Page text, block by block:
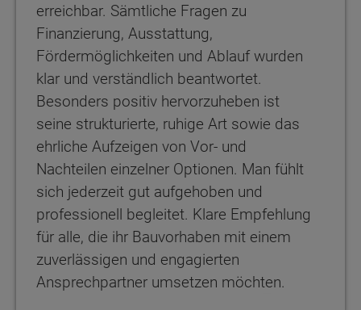
erreichbar. Sämtliche Fragen zu
Finanzierung, Ausstattung,
Fördermöglichkeiten und Ablauf wurden
klar und verständlich beantwortet.
Besonders positiv hervorzuheben ist
seine strukturierte, ruhige Art sowie das
ehrliche Aufzeigen von Vor- und
Nachteilen einzelner Optionen. Man fühlt
sich jederzeit gut aufgehoben und
professionell begleitet. Klare Empfehlung
für alle, die ihr Bauvorhaben mit einem
zuverlässigen und engagierten
Ansprechpartner umsetzen möchten.